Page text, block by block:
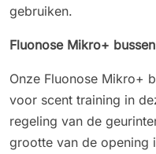
gebruiken.
Fluonose Mikro+
Onze Fluonose Mikro+
voor scent training in
regeling van de
grootte van de opening